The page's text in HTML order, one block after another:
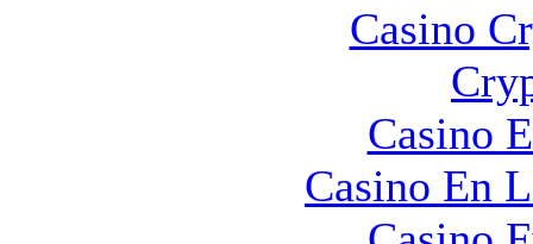
Casino
Casino
Casino En